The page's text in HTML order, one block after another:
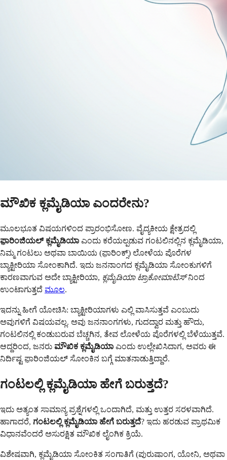
ಮೌಖಿಕ ಕ್ಲಮೈಡಿಯಾ ಎಂದರೇನು?
ಮೂಲಭೂತ ವಿಷಯಗಳಿಂದ ಪ್ರಾರಂಭಿಸೋಣ. ವೈದ್ಯಕೀಯ ಕ್ಷೇತ್ರದಲ್ಲಿ
ಫ಼ಾರಿಂಜಿಯಲ್ ಕ್ಲಮೈಡಿಯಾ ಎಂದು ಕರೆಯಲ್ಪಡುವ ಗಂಟಲಿನಲ್ಲಿನ ಕ್ಲಮೈಡಿಯಾ,
ನಿಮ್ಮ ಗಂಟಲು ಅಥವಾ ಬಾಯಿಯ (ಫ಼ಾರಿಂಕ್ಸ್) ಲೋಳೆಯ ಪೊರೆಗಳ
ಬ್ಯಾಕ್ಟೀರಿಯಾ ಸೋಂಕಾಗಿದೆ. ಇದು ಜನನಾಂಗದ ಕ್ಲಮೈಡಿಯಾ ಸೋಂಕುಗಳಿಗೆ
ಕಾರಣವಾಗುವ ಅದೇ ಬ್ಯಾಕ್ಟೀರಿಯಾ, ಕ್ಲಮೈಡಿಯಾ ಟ್ರಾಕೋಮಾಟಿಸ್ನಿಂದ
ಉಂಟಾಗುತ್ತದೆ ಮೂಲ.
ಇದನ್ನು ಹೀಗೆ ಯೋಚಿಸಿ: ಬ್ಯಾಕ್ಟೀರಿಯಾಗಳು ಎಲ್ಲಿ ವಾಸಿಸುತ್ತವೆ ಎಂಬುದು
ಅವುಗಳಿಗೆ ವಿಷಯವಲ್ಲ. ಅವು ಜನನಾಂಗಗಳು, ಗುದದ್ವಾರ ಮತ್ತು ಹೌದು,
ಗಂಟಲಿನಲ್ಲಿ ಕಂಡುಬರುವ ಬೆಚ್ಚಗಿನ, ತೇವ ಲೋಳೆಯ ಪೊರೆಗಳಲ್ಲಿ ಬೆಳೆಯುತ್ತವೆ.
ಆದ್ದರಿಂದ, ಜನರು ಮೌಖಿಕ ಕ್ಲಮೈಡಿಯಾ ಎಂದು ಉಲ್ಲೇಖಿಸಿದಾಗ, ಅವರು ಈ
ನಿರ್ದಿಷ್ಟ ಫ಼ಾರಿಂಜಿಯಲ್ ಸೋಂಕಿನ ಬಗ್ಗೆ ಮಾತನಾಡುತ್ತಿದ್ದಾರೆ.
ಗಂಟಲಲ್ಲಿ ಕ್ಲಮೈಡಿಯಾ ಹೇಗೆ ಬರುತ್ತದೆ?
ಇದು ಅತ್ಯಂತ ಸಾಮಾನ್ಯ ಪ್ರಶ್ನೆಗಳಲ್ಲಿ ಒಂದಾಗಿದೆ, ಮತ್ತು ಉತ್ತರ ಸರಳವಾಗಿದೆ.
ಹಾಗಾದರೆ, ಗಂಟಲಲ್ಲಿ ಕ್ಲಮೈಡಿಯಾ ಹೇಗೆ ಬರುತ್ತದೆ? ಇದು ಹರಡುವ ಪ್ರಾಥಮಿಕ
ವಿಧಾನವೆಂದರೆ ಅಸುರಕ್ಷಿತ ಮೌಖಿಕ ಲೈಂಗಿಕ ಕ್ರಿಯೆ.
ವಿಶೇಷವಾಗಿ, ಕ್ಲಮೈಡಿಯಾ ಸೋಂಕಿತ ಸಂಗಾತಿಗೆ (ಪುರುಷಾಂಗ, ಯೋನಿ, ಅಥವಾ